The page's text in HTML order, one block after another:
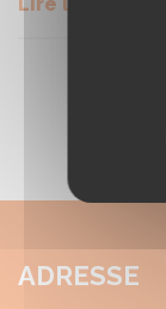
ADRESSE